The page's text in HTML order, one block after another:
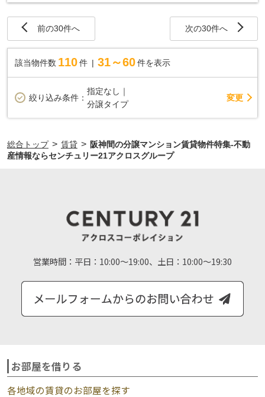
前の30件へ 次の30件へ
該当物件数 110件 31～60 件を表示
絞り込み条件：
指定なし｜
分譲タイプ
変更
総合トップ > 賃貸 > 阪神間の分譲マンション賃貸物件特集-不動
産情報ならセンチュリー21アクロスグループ
営業時間： 平日：10:00～19:00、土日：10:00～19:30
お部屋を借りる
各地域の賃貸のお部屋を探す